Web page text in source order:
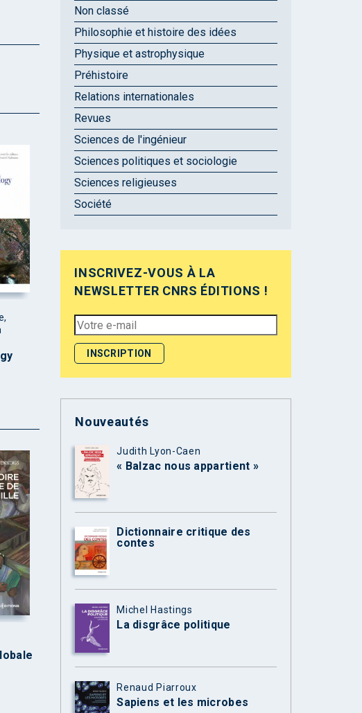
Non classé
Philosophie et histoire des idées
Physique et astrophysique
Préhistoire
Relations internationales
Revues
Sciences de l'ingénieur
Sciences politiques et sociologie
Sciences religieuses
Société
INSCRIVEZ-VOUS À LA
NEWSLETTER CNRS ÉDITIONS !
Nouveautés
Judith Lyon-Caen
« Balzac nous appartient »
Dictionnaire critique des
contes
Michel Hastings
La disgrâce politique
Renaud Piarroux
Sapiens et les microbes